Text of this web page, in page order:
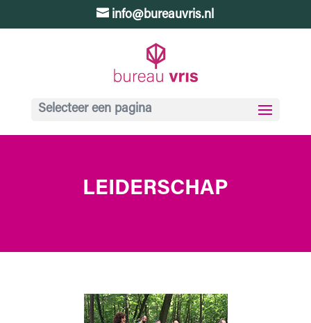
info@bureauvris.nl
Selecteer een pagina
LEIDERSCHAP